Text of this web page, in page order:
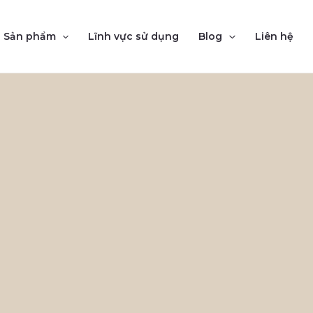
Sản phẩm Lĩnh vực sử dụng Blog Liên hệ